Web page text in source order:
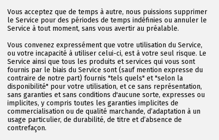
Vous acceptez que de temps à autre, nous puissions supprimer
le Service pour des périodes de temps indéfinies ou annuler le
Service à tout moment, sans vous avertir au préalable.
Vous convenez expressément que votre utilisation du Service,
ou votre incapacité à utiliser celui-ci, est à votre seul risque. Le
Service ainsi que tous les produits et services qui vous sont
fournis par le biais du Service sont (sauf mention expresse du
contraire de notre part) fournis "tels quels" et "selon la
disponibilité" pour votre utilisation, et ce sans représentation,
sans garanties et sans conditions d'aucune sorte, expresses ou
implicites, y compris toutes les garanties implicites de
commercialisation ou de qualité marchande, d’adaptation à un
usage particulier, de durabilité, de titre et d’absence de
contrefaçon.